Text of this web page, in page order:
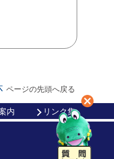
ページの先頭へ戻る
内 リンク集